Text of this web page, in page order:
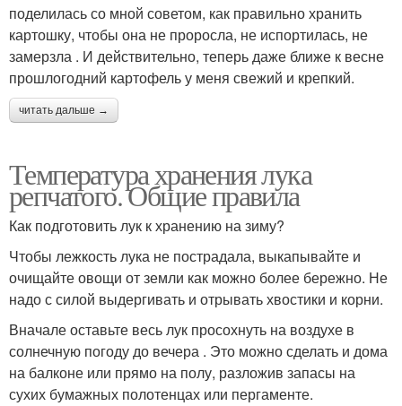
поделилась со мной советом, как правильно хранить
картошку, чтобы она не проросла, не испортилась, не
замерзла . И действительно, теперь даже ближе к весне
прошлогодний картофель у меня свежий и крепкий.
читать дальше →
Температура хранения лука
репчатого. Общие правила
Как подготовить лук к хранению на зиму?
Чтобы лежкость лука не пострадала, выкапывайте и
очищайте овощи от земли как можно более бережно. Не
надо с силой выдергивать и отрывать хвостики и корни.
Вначале оставьте весь лук просохнуть на воздухе в
солнечную погоду до вечера . Это можно сделать и дома
на балконе или прямо на полу, разложив запасы на
сухих бумажных полотенцах или пергаменте.